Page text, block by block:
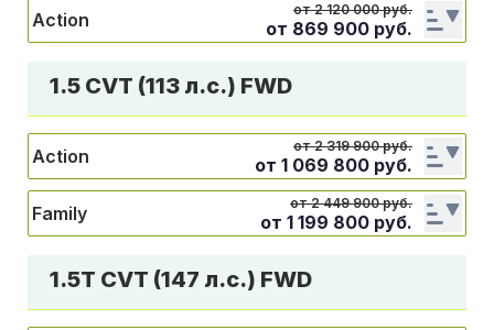
Action от 2 120 000 руб.
от 869 900 руб.
1.5 CVT (113 л.с.) FWD
Action от 2 319 900 руб.
от 1 069 800 руб.
Family от 2 449 900 руб.
от 1 199 800 руб.
1.5T CVT (147 л.с.) FWD